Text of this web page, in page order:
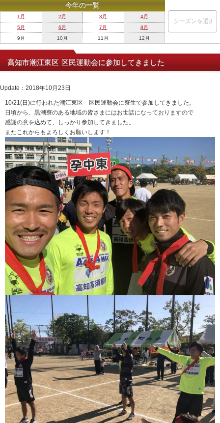
今年の一覧
1月 2月 3月
4月
5月
6月 7月
8月
9月
10月 11月 12月
高知市潮江東区 区民運動会に参加してきました
Update：2018年10月23日
10/21(日)に行われた潮江東区 区民運動会に寮生で参加してきました。
日頃から、黒潮寮のある地域の皆さまにはお世話になっておりますので
感謝の意を込めて、しっかり参加してきました。
またこれからもよろしくお願いします！